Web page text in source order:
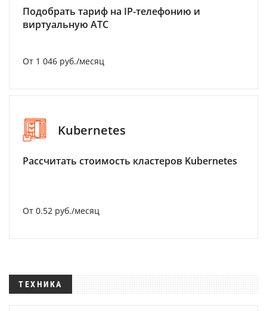
Подобрать тариф на IP-телефонию и
виртуальную АТС
От 1 046 руб./месяц
Kubernetes
Рассчитать стоимость кластеров Kubernetes
От 0.52 руб./месяц
ТЕХНИКА